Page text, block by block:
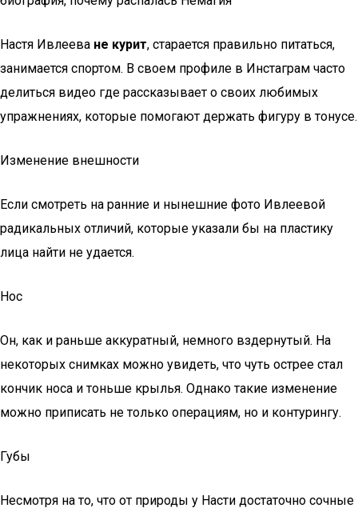
Настя Ивлеева не курит, старается правильно питаться,
занимается спортом. В своем профиле в Инстаграм часто
делиться видео где рассказывает о своих любимых
упражнениях, которые помогают держать фигуру в тонусе.
Изменение внешности
Если смотреть на ранние и нынешние фото Ивлеевой
радикальных отличий, которые указали бы на пластику
лица найти не удается.
Нос
Он, как и раньше аккуратный, немного вздернутый. На
некоторых снимках можно увидеть, что чуть острее стал
кончик носа и тоньше крылья. Однако такие изменение
можно приписать не только операциям, но и контурингу.
Губы
Несмотря на то, что от природы у Насти достаточно сочные